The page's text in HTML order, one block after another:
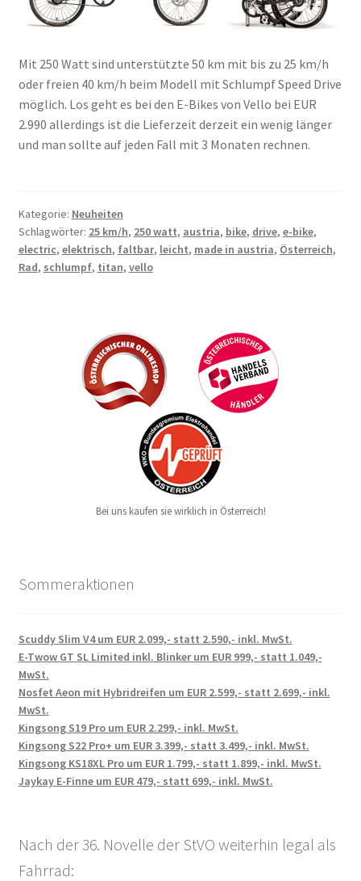
Mit 250 Watt sind unterstützte 50 km mit bis zu 25 km/h
oder freien 40 km/h beim Modell mit Schlumpf Speed Drive
möglich. Los geht es bei den E-Bikes von Vello bei EUR
2.990 allerdings ist die Lieferzeit derzeit ein wenig länger
und man sollte auf jeden Fall mit 3 Monaten rechnen.
Kategorie: Neuheiten
Schlagwörter: 25 km/h, 250 watt, austria, bike, drive, e-bike,
electric, elektrisch, faltbar, leicht, made in austria, Österreich,
Rad, schlumpf, titan, vello
Bei uns kaufen sie wirklich in Österreich!
Sommeraktionen
Scuddy Slim V4 um EUR 2.099,- statt 2.590,- inkl. MwSt.
E-Twow GT SL Limited inkl. Blinker um EUR 999,- statt 1.049,-
MwSt.
Nosfet Aeon mit Hybridreifen um EUR 2.599,- statt 2.699,- inkl.
MwSt.
Kingsong S19 Pro um EUR 2.299,- inkl. MwSt.
Kingsong S22 Pro+ um EUR 3.399,- statt 3.499,- inkl. MwSt.
Kingsong KS18XL Pro um EUR 1.799,- statt 1.899,- inkl. MwSt.
Jaykay E-Finne um EUR 479,- statt 699,- inkl. MwSt.
Nach der 36. Novelle der StVO weiterhin legal als
Fahrrad: